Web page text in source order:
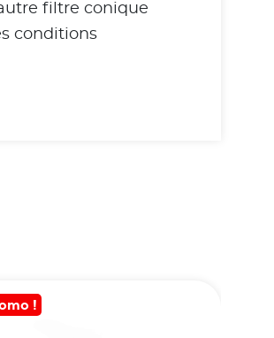
filtre conique
conditions
!